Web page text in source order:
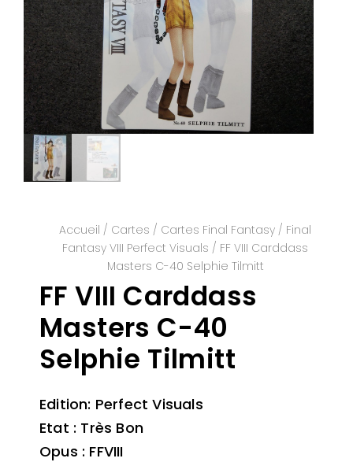
Accueil / Cartes / Cartes Final Fantasy / Final
Fantasy VIII Perfect Visuals / FF VIII Carddass
Masters C-40 Selphie Tilmitt
FF VIII Carddass
Masters C-40
Selphie Tilmitt
Edition: Perfect Visuals
Etat : Très Bon
Opus : FFVIII